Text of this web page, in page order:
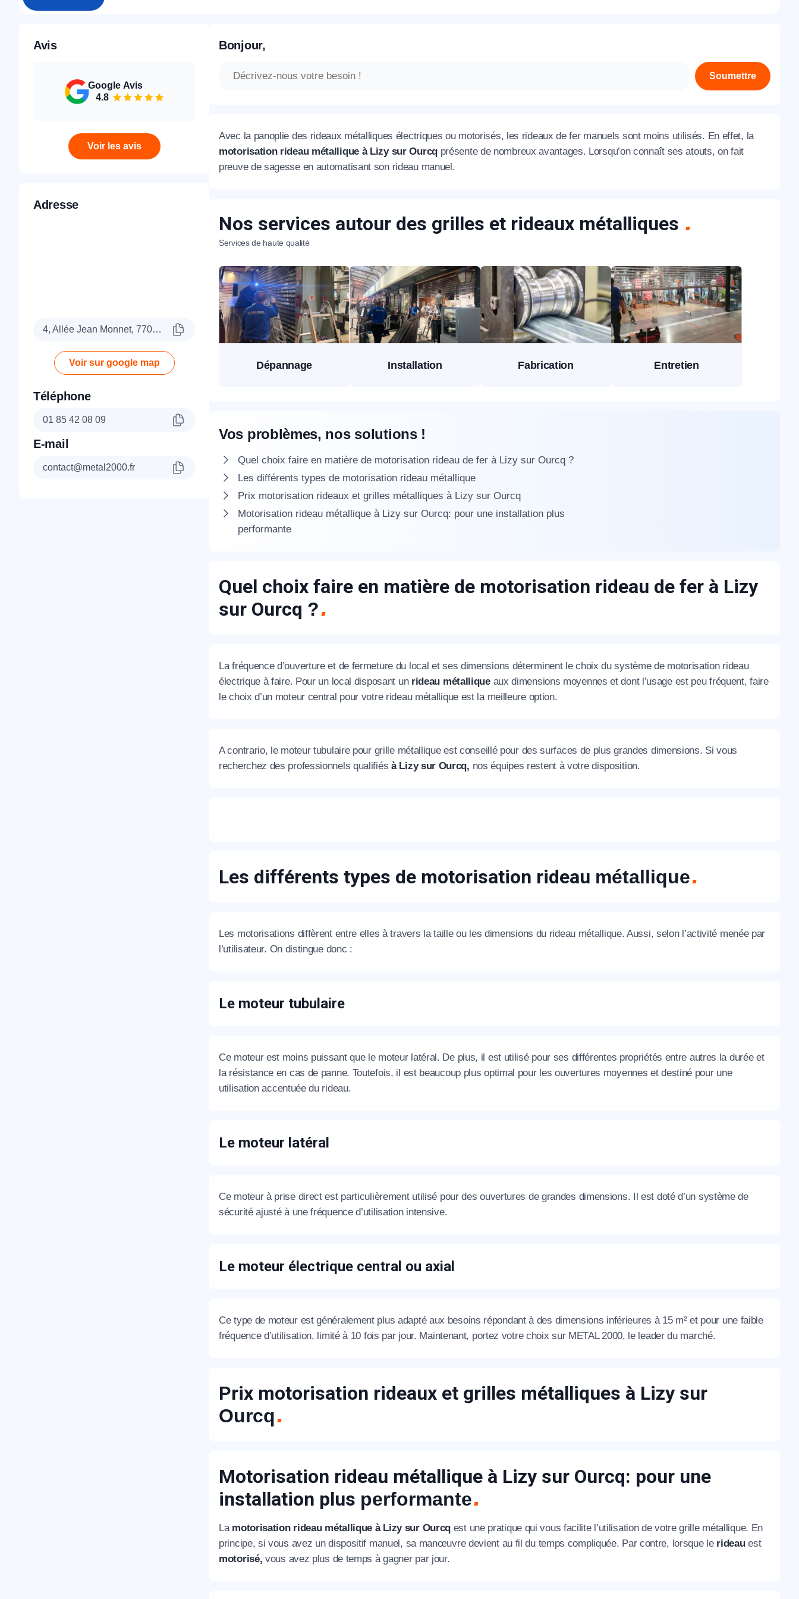
Avis
Google Avis
4.8
Voir les avis
Adresse
4, Allée Jean Monnet, 77090 Collégien
Voir sur google map
Téléphone
01 85 42 08 09
E-mail
contact@metal2000.fr
Bonjour,
Soumettre
Avec la panoplie des rideaux métalliques électriques ou motorisés, les rideaux de fer manuels sont moins utilisés. En effet, la
motorisation rideau métallique à Lizy sur Ourcqprésente de nombreux avantages. Lorsqu’on connaît ses atouts, on fait
preuve de sagesse en automatisant son rideau manuel.
Nos services autour des grilles et rideaux métalliques
Services de haute qualité
Dépannage Installation Fabrication Entretien
Vos problèmes, nos solutions !
Quel choix faire en matière de motorisation rideau de fer à Lizy sur Ourcq ?
Les différents types de motorisation rideau métallique
Prix motorisation rideaux et grilles métalliques à Lizy sur Ourcq
Motorisation rideau métallique à Lizy sur Ourcq: pour une installation plus
performante
Quel choix faire en matière de motorisation rideau de fer à Lizy
sur Ourcq ?
La fréquence d’ouverture et de fermeture du local et ses dimensions déterminent le choix du système de motorisation rideau
électrique à faire. Pour un local disposant un rideau métalliqueaux dimensions moyennes et dont l’usage est peu fréquent, faire
le choix d’un moteur central pour votre rideau métallique est la meilleure option.
A contrario, le moteur tubulaire pour grille métallique est conseillé pour des surfaces de plus grandes dimensions. Si vous
recherchez des professionnels qualifiés à Lizy sur Ourcq, nos équipes restent à votre disposition.
Les différents types de motorisation rideau métallique
Les motorisations diffèrent entre elles à travers la taille ou les dimensions du rideau métallique. Aussi, selon l’activité menée par
l’utilisateur. On distingue donc :
Le moteur tubulaire
Ce moteur est moins puissant que le moteur latéral. De plus, il est utilisé pour ses différentes propriétés entre autres la durée et
la résistance en cas de panne. Toutefois, il est beaucoup plus optimal pour les ouvertures moyennes et destiné pour une
utilisation accentuée du rideau.
Le moteur latéral
Ce moteur à prise direct est particulièrement utilisé pour des ouvertures de grandes dimensions. Il est doté d’un système de
sécurité ajusté à une fréquence d’utilisation intensive.
Le moteur électrique central ou axial
Ce type de moteur est généralement plus adapté aux besoins répondant à des dimensions inférieures à 15 m² et pour une faible
fréquence d’utilisation, limité à 10 fois par jour. Maintenant, portez votre choix sur METAL 2000, le leader du marché.
Prix motorisation rideaux et grilles métalliques à Lizy sur
Ourcq
Motorisation rideau métallique à Lizy sur Ourcq: pour une
installation plus performante
La motorisation rideau métallique à Lizy sur Ourcq est une pratique qui vous facilite l’utilisation de votre grille métallique. En
principe, si vous avez un dispositif manuel, sa manœuvre devient au fil du temps compliquée. Par contre, lorsque le rideauest
motorisé, vous avez plus de temps à gagner par jour.
Nous vous remercions pour
votre confiance !
Code Postal